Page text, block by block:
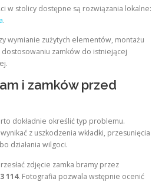
w stolicy dostępne są rozwiązania lokalne:
.
wymianie zużytych elementów, montażu
zamków do istniejącej
i zamków przed
dokładnie określić typ problemu.
z uszkodzenia wkładki, przesunięcia
działania wilgoci.
zdjęcie zamka bramy przez
114. Fotografia pozwala wstępnie ocenić